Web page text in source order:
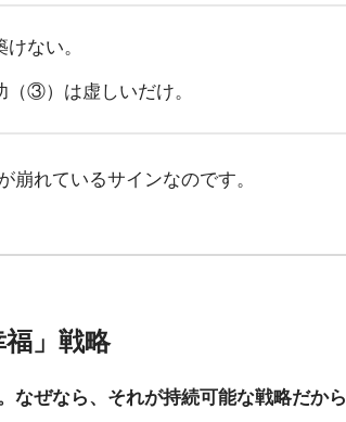
ない。
③）は虚しいだけ。
崩れているサインなのです。
」戦略
なぜなら、それが持続可能な戦略だから